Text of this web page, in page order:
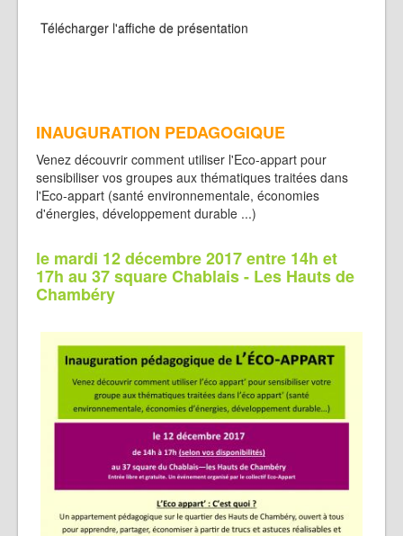
Télécharger l'affiche de présentation
INAUGURATION PEDAGOGIQUE
Venez découvrir comment utiliser l'Eco-appart pour
sensibiliser vos groupes aux thématiques traitées dans
l'Eco-appart (santé environnementale, économies
d'énergies, développement durable ...)
le mardi 12 décembre 2017 entre 14h et
17h au 37 square Chablais - Les Hauts de
Chambéry